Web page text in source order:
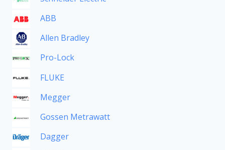
ABB
Allen Bradley
Pro-Lock
FLUKE
Megger
Gossen Metrawatt
Dagger